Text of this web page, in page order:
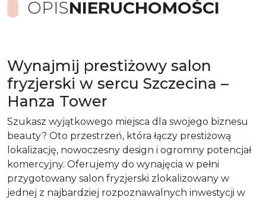
OPISNIERUCHOMOŚCI
Wynajmij prestiżowy salon
fryzjerski w sercu Szczecina –
Hanza Tower
Szukasz wyjątkowego miejsca dla swojego biznesu
beauty? Oto przestrzeń, która łączy prestiżową
lokalizację, nowoczesny design i ogromny potencjał
komercyjny. Oferujemy do wynajęcia w pełni
przygotowany salon fryzjerski zlokalizowany w
jednej z najbardziej rozpoznawalnych inwestycji w